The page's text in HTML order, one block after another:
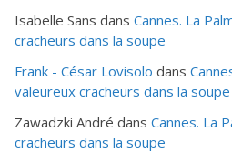
Isabelle Sans dans Cannes. La
cracheurs dans la soupe
Frank - César Lovisolo dans
valeureux cracheurs dans la soupe
Zawadzki André dans Cannes. La
cracheurs dans la soupe